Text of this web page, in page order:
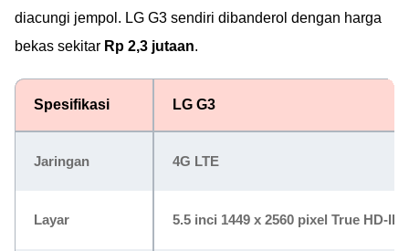
diacungi jempol. LG G3 sendiri dibanderol dengan harga
bekas sekitar Rp 2,3 jutaan.
Spesifikasi LG G3
Jaringan 4G LTE
Layar 5.5 inci 1449 x 2560 pixel True HD-